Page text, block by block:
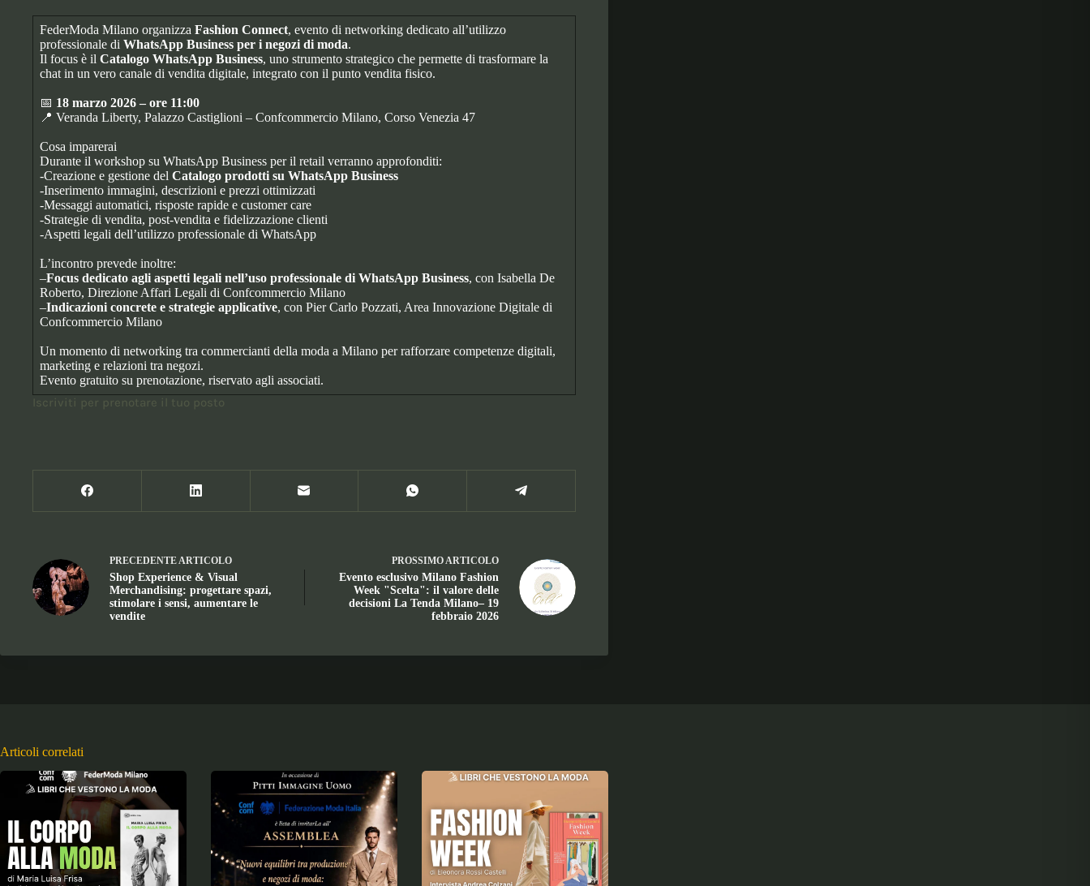
FederModa Milano organizza Fashion Connect, evento di networking dedicato all’utilizzo
professionale di WhatsApp Business per i negozi di moda.
Il focus è il Catalogo WhatsApp Business, uno strumento strategico che permette di trasformare la
chat in un vero canale di vendita digitale, integrato con il punto vendita fisico.
📅 18 marzo 2026 – ore 11:00
📍 Veranda Liberty, Palazzo Castiglioni – Confcommercio Milano, Corso Venezia 47
Cosa imparerai
Durante il workshop su WhatsApp Business per il retail verranno approfonditi:
-Creazione e gestione del Catalogo prodotti su WhatsApp Business
-Inserimento immagini, descrizioni e prezzi ottimizzati
-Messaggi automatici, risposte rapide e customer care
-Strategie di vendita, post-vendita e fidelizzazione clienti
-Aspetti legali dell’utilizzo professionale di WhatsApp
L’incontro prevede inoltre:
–Focus dedicato agli aspetti legali nell’uso professionale di WhatsApp Business, con Isabella De
Roberto, Direzione Affari Legali di Confcommercio Milano
–Indicazioni concrete e strategie applicative, con Pier Carlo Pozzati, Area Innovazione Digitale di
Confcommercio Milano
Un momento di networking tra commercianti della moda a Milano per rafforzare competenze digitali,
marketing e relazioni tra negozi.
Evento gratuito su prenotazione, riservato agli associati.
Iscriviti per prenotare il tuo posto
PRECEDENTE ARTICOLO
Shop Experience & Visual
Merchandising: progettare spazi,
stimolare i sensi, aumentare le
vendite
PROSSIMO ARTICOLO
Evento esclusivo Milano Fashion
Week "Scelta": il valore delle
decisioni La Tenda Milano– 19
febbraio 2026
Articoli correlati